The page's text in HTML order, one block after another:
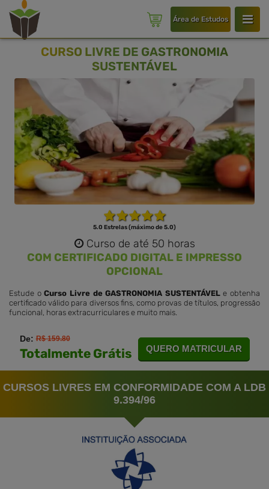
Área de Estudos
CURSO LIVRE DE GASTRONOMIA
SUSTENTÁVEL
5.0 Estrelas (máximo de 5.0)
Curso de até 50 horas
COM CERTIFICADO DIGITAL E IMPRESSO
OPCIONAL
Estude oCurso Livre de GASTRONOMIA SUSTENTÁVELe obtenha
certificado válido para diversos fins, como provas de títulos, progressão
funcional, horas extracurriculares e muito mais.
De:R$ 159.80
Totalmente Grátis QUERO MATRICULAR
CURSOS LIVRES EM CONFORMIDADE COM A LDB
9.394/96